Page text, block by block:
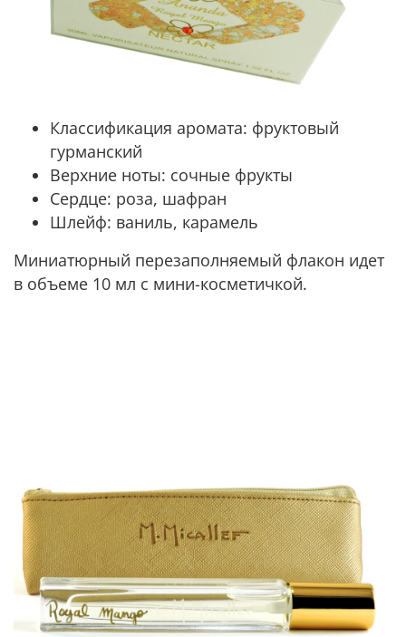
Классификация аромата: фруктовый
гурманский
Верхние ноты: сочные фрукты
Сердце: роза, шафран
Шлейф: ваниль, карамель
Миниатюрный перезаполняемый флакон идет
в объеме 10 мл с мини-косметичкой.